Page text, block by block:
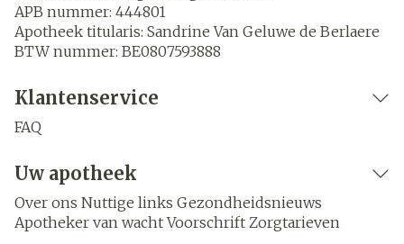
APB nummer: 444801
Apotheek titularis: Sandrine Van Geluwe de Berlaere
BTW nummer: BE0807593888
Klantenservice
FAQ
Uw apotheek
Over ons Nuttige links Gezondheidsnieuws
Apotheker van wacht Voorschrift Zorgtarieven